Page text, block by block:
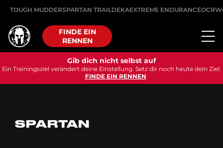
TOUGH MUDDERSPARTAN TRAILDEKAEXTREME ENDURANCE
FINDE EIN
RENNEN
Gib dich nicht selbst auf
Ein Trainingsziel verändert deine Einstellung. Setz dir noch heute dein Ziel.
FINDE EIN RENNEN
SPARTAN